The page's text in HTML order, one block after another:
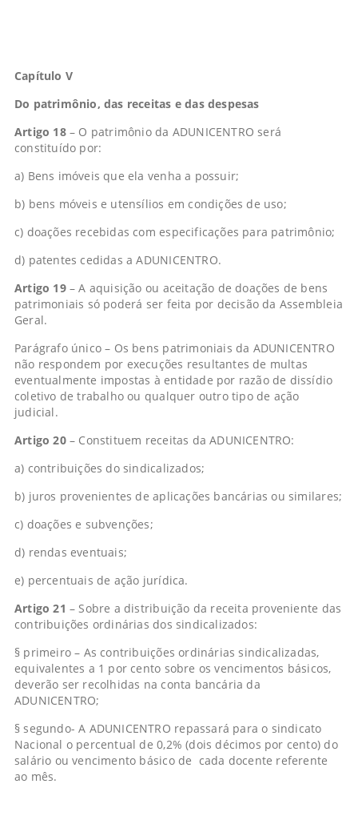
Capítulo V
Do patrimônio, das receitas e das despesas
Artigo 18– O patrimônio da ADUNICENTRO será
constituído por:
a) Bens imóveis que ela venha a possuir;
b) bens móveis e utensílios em condições de uso;
c) doações recebidas com especificações para patrimônio;
d) patentes cedidas a ADUNICENTRO.
Artigo 19– A aquisição ou aceitação de doações de bens
patrimoniais só poderá ser feita por decisão da Assembleia
Geral.
Parágrafo único – Os bens patrimoniais da ADUNICENTRO
não respondem por execuções resultantes de multas
eventualmente impostas à entidade por razão de dissídio
coletivo de trabalho ou qualquer outro tipo de ação
judicial.
Artigo 20– Constituem receitas da ADUNICENTRO:
a) contribuições do sindicalizados;
b) juros provenientes de aplicações bancárias ou similares;
c) doações e subvenções;
d) rendas eventuais;
e) percentuais de ação jurídica.
Artigo 21 – Sobre a distribuição da receita proveniente das
contribuições ordinárias dos sindicalizados:
§ primeiro – As contribuições ordinárias sindicalizadas,
equivalentes a 1 por cento sobre os vencimentos básicos,
deverão ser recolhidas na conta bancária da
ADUNICENTRO;
§ segundo- A ADUNICENTRO repassará para o sindicato
Nacional o percentual de 0,2% (dois décimos por cento) do
salário ou vencimento básico de cada docente referente
ao mês.